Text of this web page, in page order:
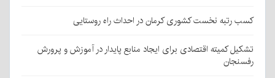
کسب رتبه نخست کشوری کرمان در احداث راه روستایی
تشکیل کمیته اقتصادی برای ایجاد منابع پایدار در آموزش و پرورش
رفسنجان